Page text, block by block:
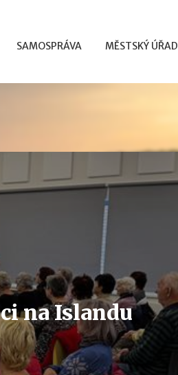
SAMOSPRÁVA MĚSTSKÝ ÚŘAD
na Islandu